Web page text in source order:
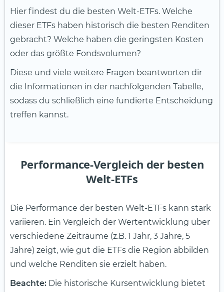
Hier findest du die besten Welt-ETFs. Welche
dieser ETFs haben historisch die besten Renditen
gebracht? Welche haben die geringsten Kosten
oder das größte Fondsvolumen?
Diese und viele weitere Fragen beantworten dir
die Informationen in der nachfolgenden Tabelle,
sodass du schließlich eine fundierte Entscheidung
treffen kannst.
Performance-Vergleich der besten
Welt-ETFs
Die Performance der besten Welt-ETFs kann stark
variieren. Ein Vergleich der Wertentwicklung über
verschiedene Zeiträume (z.B. 1 Jahr, 3 Jahre, 5
Jahre) zeigt, wie gut die ETFs die Region abbilden
und welche Renditen sie erzielt haben.
Beachte: Die historische Kursentwicklung bietet